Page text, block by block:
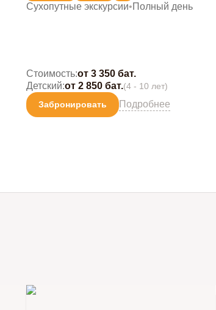
Сухопутные экскурсии•Полный день
Стоимость:от 3 350 бат.
Детский:от 2 850 бат.(4 - 10 лет)
Забронировать
Подробнее